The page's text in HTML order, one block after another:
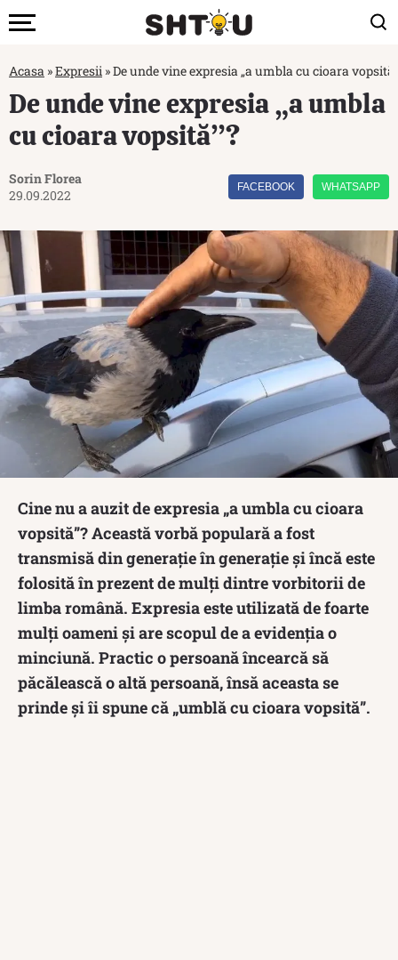
Acasa »Expresii »De unde vine expresia „a umbla cu cioara
De unde vine expresia „a umbla
cu cioara vopsită”?
Sorin Florea
29.09.2022
FACEBOOK WHATSAPP
Cine nu a auzit de expresia „a umbla cu cioara
vopsită”? Această vorbă populară a fost
transmisă din generație în generație și încă este
folosită în prezent de mulți dintre vorbitorii de
limba română. Expresia este utilizată de foarte
mulți oameni și are scopul de a evidenția o
minciună. Practic o persoană încearcă să
păcălească o altă persoană, însă aceasta se
prinde și îi spune că „umblă cu cioara vopsită”.